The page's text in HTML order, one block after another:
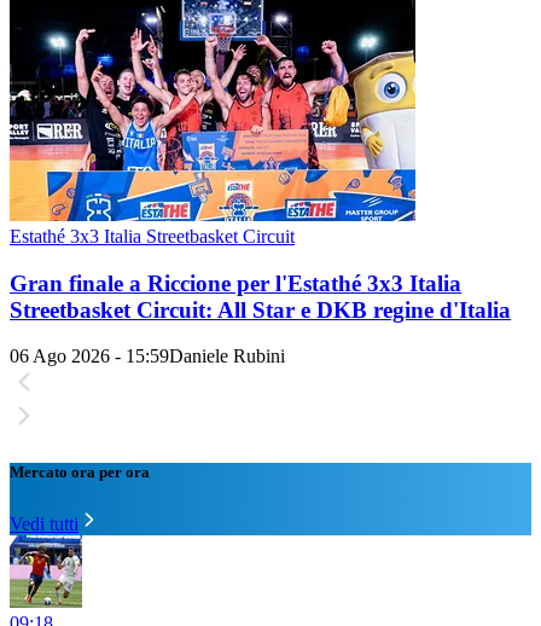
Estathé 3x3 Italia Streetbasket Circuit
Gran finale a Riccione per l'Estathé 3x3 Italia
Streetbasket Circuit: All Star e DKB regine d'Italia
06 Ago 2026 - 15:59Daniele Rubini
Mercato ora per ora
Vedi tutti